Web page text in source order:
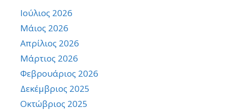
Ιούλιος 2026
Μάιος 2026
Απρίλιος 2026
Μάρτιος 2026
Φεβρουάριος 2026
Δεκέμβριος 2025
Οκτώβριος 2025